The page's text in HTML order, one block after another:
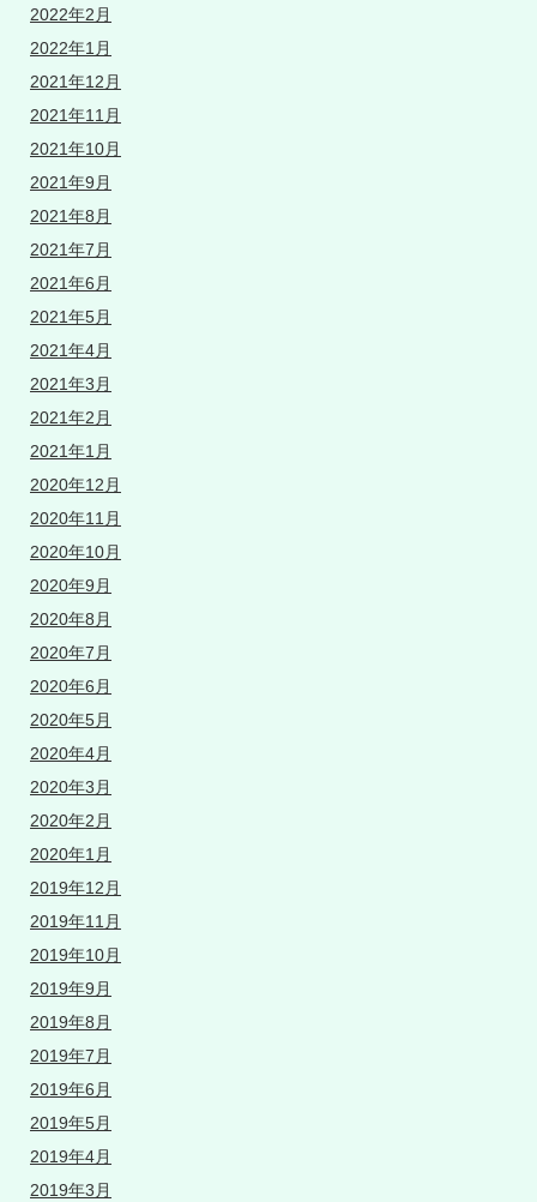
2022年2月
2022年1月
2021年12月
2021年11月
2021年10月
2021年9月
2021年8月
2021年7月
2021年6月
2021年5月
2021年4月
2021年3月
2021年2月
2021年1月
2020年12月
2020年11月
2020年10月
2020年9月
2020年8月
2020年7月
2020年6月
2020年5月
2020年4月
2020年3月
2020年2月
2020年1月
2019年12月
2019年11月
2019年10月
2019年9月
2019年8月
2019年7月
2019年6月
2019年5月
2019年4月
2019年3月